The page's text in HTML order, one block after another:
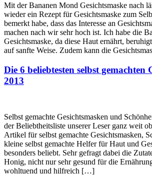
Mit der Bananen Mond Gesichtsmaske nach
wieder ein Rezept für Gesichtsmaske zum
bemerkt habe, dass das Interesse an
machen nach wir sehr hoch ist. Ich habe die
Gesichtsmaske, da diese Haut ernährt,
auf sanfte Weise. Zudem kann die
Die 6 beliebtesten selbst gemachten
2013
Selbst gemachte Gesichtsmasken und
der Beliebtheitsliste unserer Leser ganz weit
Artikel für selbst gemachte Gesichtsmasken,
kleine selbst gemachte Helfer für Haut und
besonders beliebt. Sehr gefragt dabei die
Honig, nicht nur sehr gesund für die
wohltuend und hilfreich […]